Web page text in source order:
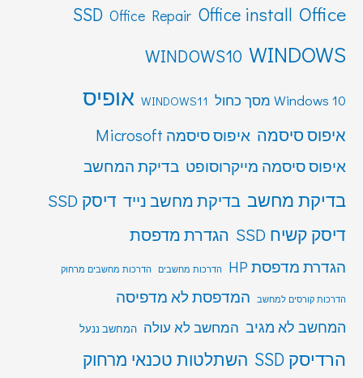
Office
Office install
Office Repair
SSD
WINDOWS
WINDOWS10
Windows 10 מסך כחול WINDOWS11 אופיס
איפוס סיסמה איפוס סיסמה Microsoft
איפוס סיסמה מייקרוסופט בדיקת המחשב
בדיקת מחשב בדיקת מחשב נייד דיסק SSD
דיסק קשיח SSD
הגדרת מדפסת
הגדרת מדפסת HP הדרכות מחשבים הדרכות מחשבים מרחוק
הדרכות קורסים למחשב המדפסת לא מדפיסה
המחשב לא מגיב המחשב לא עולה המחשב ננעל
הרדיסק SSD השתלטות טכנאי מרחוק